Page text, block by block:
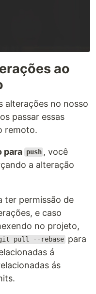
ao
alterações no nosso
passar essas
remoto.
para push , você
a alteração
ter permissão de
e caso
no projeto,
pull --rebase para
á
ás